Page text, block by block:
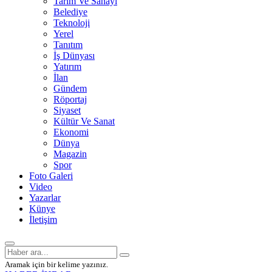
Belediye
Teknoloji
Yerel
Tanıtım
İş Dünyası
Yatırım
İlan
Gündem
Röportaj
Siyaset
Kültür Ve Sanat
Ekonomi
Dünya
Magazin
Spor
Foto Galeri
Video
Yazarlar
Künye
İletişim
Aramak için bir kelime yazınız.